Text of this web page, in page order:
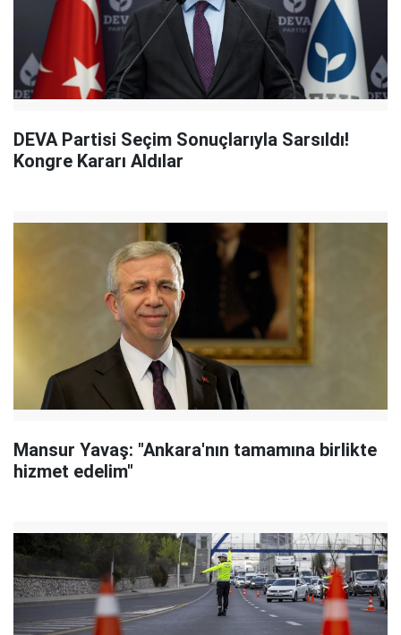
DEVA Partisi Seçim Sonuçlarıyla Sarsıldı!
Kongre Kararı Aldılar
Mansur Yavaş: "Ankara'nın tamamına birlikte
hizmet edelim"